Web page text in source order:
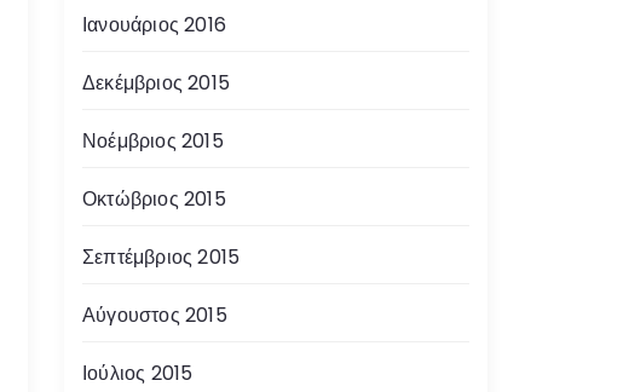
Ιανουάριος 2016
Δεκέμβριος 2015
Νοέμβριος 2015
Οκτώβριος 2015
Σεπτέμβριος 2015
Αύγουστος 2015
Ιούλιος 2015